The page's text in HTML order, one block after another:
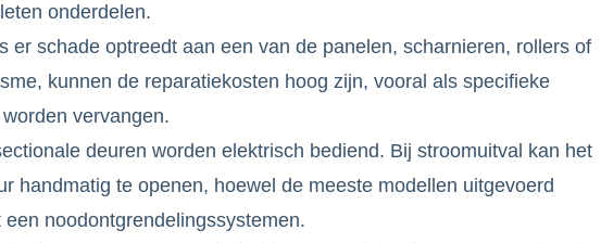
onderdelen.
er schade optreedt aan een van de panelen, scharnieren, rollers of
kunnen de reparatiekosten hoog zijn, vooral als specifieke
vervangen.
deuren worden elektrisch bediend. Bij stroomuitval kan het
handmatig te openen, hoewel de meeste modellen uitgevoerd
noodontgrendelingssystemen.